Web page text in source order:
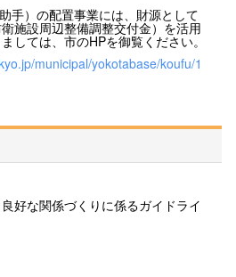
手）の配置事業には、財源として
施設周辺整備調整交付金）を活用
しては、市のHPを御覧ください。
municipal/yokotabase/koufu/1
好な関係づくりに係るガイドライ